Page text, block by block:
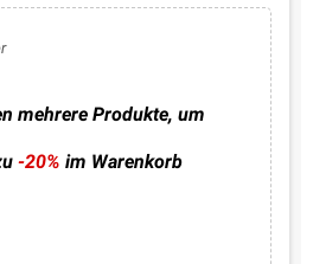
mehrere Produkte, um
-20% im Warenkorb